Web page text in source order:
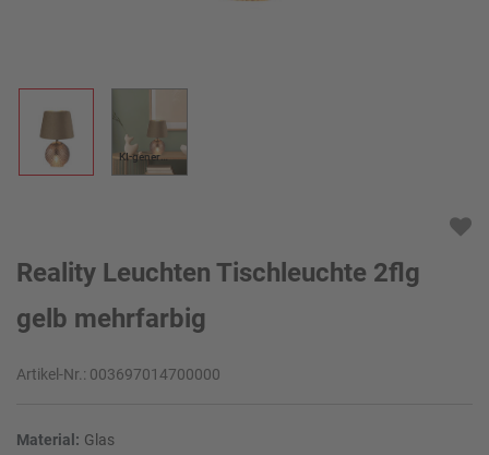
KI-generiert
Reality Leuchten Tischleuchte 2flg
gelb mehrfarbig
Artikel-Nr.: 003697014700000
Material: Glas